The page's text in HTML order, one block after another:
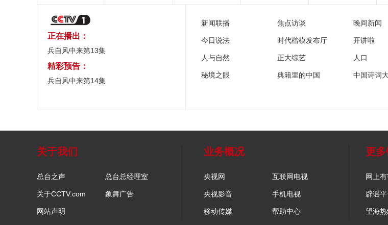
正在播出：
兵自风中来第13集
精彩预告：
兵自风中来第14集
新闻联播 焦点访谈 晚间新闻
今日说法 时代楷模发布厅 开讲啦
人与自然 正大综艺 人口
秘境之眼 典籍里的中国 中国诗词
关于我们
总台之声 总台总经理室
关于CCTV.com 象舞广告
网站声明
业务概况
央视网 互联网电视
央视影音 手机电视
移动传媒 帮助中心
更
网上
辟谣
望海